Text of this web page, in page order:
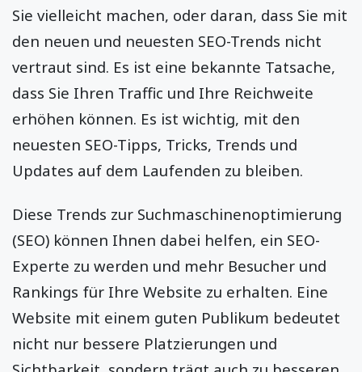
Sie vielleicht machen, oder daran, dass Sie mit
den neuen und neuesten SEO-Trends nicht
vertraut sind. Es ist eine bekannte Tatsache,
dass Sie Ihren Traffic und Ihre Reichweite
erhöhen können. Es ist wichtig, mit den
neuesten SEO-Tipps, Tricks, Trends und
Updates auf dem Laufenden zu bleiben.
Diese Trends zur Suchmaschinenoptimierung
(SEO) können Ihnen dabei helfen, ein SEO-
Experte zu werden und mehr Besucher und
Rankings für Ihre Website zu erhalten. Eine
Website mit einem guten Publikum bedeutet
nicht nur bessere Platzierungen und